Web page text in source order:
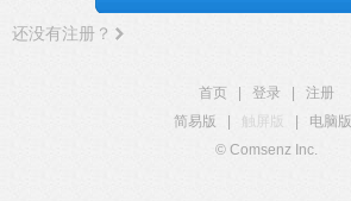
还没有注册？
首页 登录
注册
简易版
触屏版 电脑版
© Comsenz Inc.